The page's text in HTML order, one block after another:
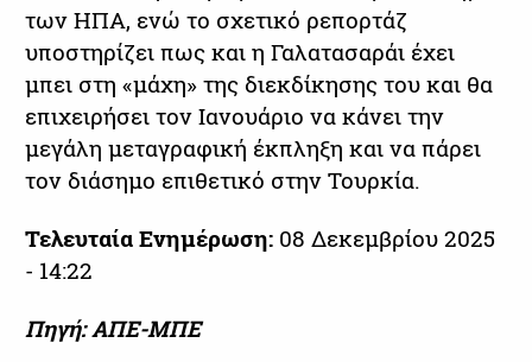
των ΗΠΑ, ενώ το σχετικό ρεπορτάζ
υποστηρίζει πως και η Γαλατασαράι έχει
μπει στη «μάχη» της διεκδίκησης του και θα
επιχειρήσει τον Ιανουάριο να κάνει την
μεγάλη μεταγραφική έκπληξη και να πάρει
τον διάσημο επιθετικό στην Τουρκία.
Τελευταία Ενημέρωση: 08 Δεκεμβρίου 2025
- 14:22
Πηγή: ΑΠΕ-ΜΠΕ